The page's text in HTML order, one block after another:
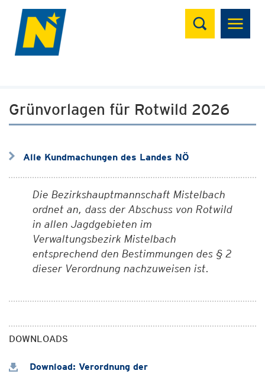
Suchen
Grünvorlagen für Rotwild 2026
Alle Kundmachungen des Landes NÖ
Die Bezirkshauptmannschaft Mistelbach
ordnet an, dass der Abschuss von Rotwild
in allen Jagdgebieten im
Verwaltungsbezirk Mistelbach
entsprechend den Bestimmungen des § 2
dieser Verordnung nachzuweisen ist.
DOWNLOADS
Download: Verordnung der